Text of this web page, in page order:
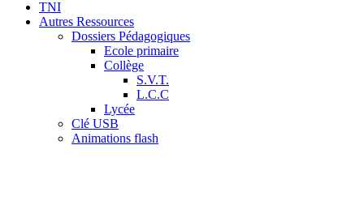
TNI
Autres Ressources
Dossiers Pédagogiques
Ecole primaire
Collège
S.V.T.
L.C.C
Lycée
Clé USB
Animations flash